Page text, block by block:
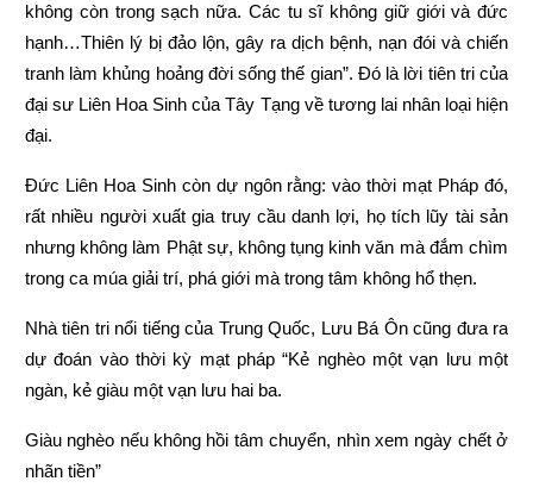
không còn trong sạch nữa. Các tu sĩ không giữ giới và đức
hạnh…Thiên lý bị đảo lộn, gây ra dịch bệnh, nạn đói và chiến
tranh làm khủng hoảng đời sống thế gian”. Đó là lời tiên tri của
đại sư Liên Hoa Sinh của Tây Tạng về tương lai nhân loại hiện
đại.
Đức Liên Hoa Sinh còn dự ngôn rằng: vào thời mạt Pháp đó,
rất nhiều người xuất gia truy cầu danh lợi, họ tích lũy tài sản
nhưng không làm Phật sự, không tụng kinh văn mà đắm chìm
trong ca múa giải trí, phá giới mà trong tâm không hổ thẹn.
Nhà tiên tri nổi tiếng của Trung Quốc, Lưu Bá Ôn cũng đưa ra
dự đoán vào thời kỳ mạt pháp “Kẻ nghèo một vạn lưu một
ngàn, kẻ giàu một vạn lưu hai ba.
Giàu nghèo nếu không hồi tâm chuyển, nhìn xem ngày chết ở
nhãn tiền”